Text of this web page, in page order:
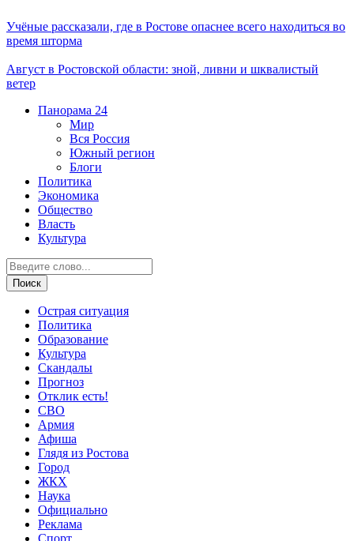
Учёные рассказали, где в Ростове опаснее всего находиться во
время шторма
Август в Ростовской области: зной, ливни и шквалистый
ветер
Панорама 24
Мир
Вся Россия
Южный регион
Блоги
Политика
Экономика
Общество
Власть
Культура
Острая ситуация
Политика
Образование
Культура
Скандалы
Прогноз
Отклик есть!
СВО
Армия
Афиша
Глядя из Ростова
Город
ЖКХ
Наука
Официально
Реклама
Спорт